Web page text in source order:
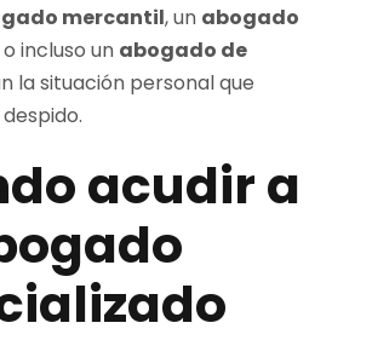
mercantil, un abogado
o incluso un abogado de
la situación personal que
acudir a